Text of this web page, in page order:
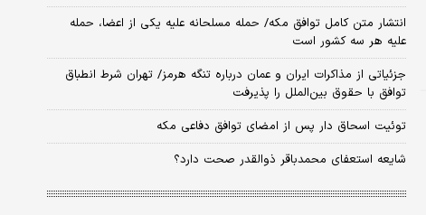
انتشار متن کامل توافق مکه/ حمله مسلحانه علیه یکی از اعضا، حمله
علیه هر سه کشور است
جزئیاتی از مذاکرات ایران و عمان درباره تنگه هرمز/ تهران شرط انطباق
توافق با حقوق بین‌الملل را پذیرفت
توئیت اسحاق دار پس از امضای توافق دفاعی مکه
شایعه استعفای محمدباقر ذوالقدر صحت دارد؟